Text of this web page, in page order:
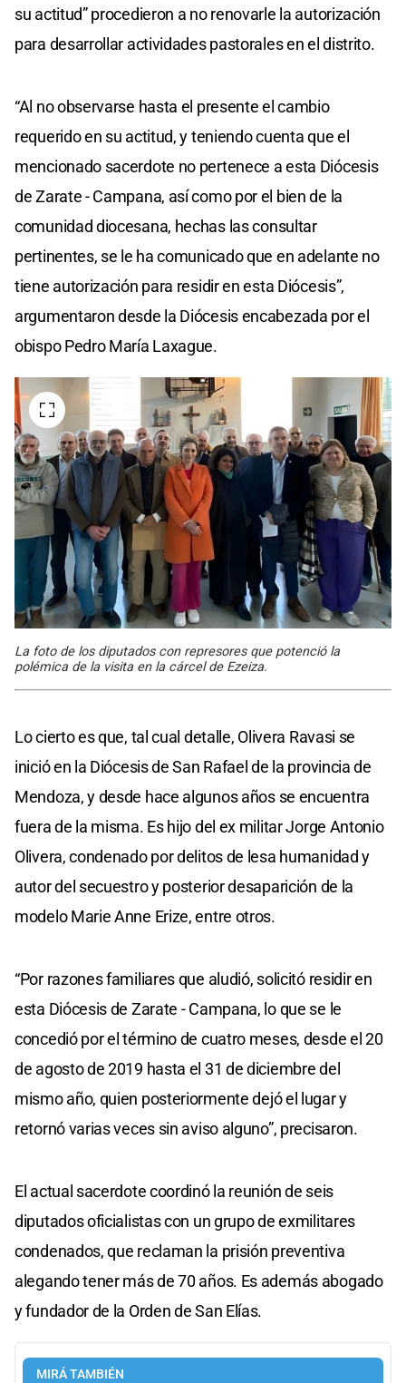
su actitud” procedieron a no renovarle la autorización
para desarrollar actividades pastorales en el distrito.
“Al no observarse hasta el presente el cambio
requerido en su actitud, y teniendo cuenta que el
mencionado sacerdote no pertenece a esta Diócesis
de Zarate - Campana, así como por el bien de la
comunidad diocesana, hechas las consultar
pertinentes, se le ha comunicado que en adelante no
tiene autorización para residir en esta Diócesis”,
argumentaron desde la Diócesis encabezada por el
obispo Pedro María Laxague.
La foto de los diputados con represores que potenció la
polémica de la visita en la cárcel de Ezeiza.
Lo cierto es que, tal cual detalle, Olivera Ravasi se
inició en la Diócesis de San Rafael de la provincia de
Mendoza, y desde hace algunos años se encuentra
fuera de la misma. Es hijo del ex militar Jorge Antonio
Olivera, condenado por delitos de lesa humanidad y
autor del secuestro y posterior desaparición de la
modelo Marie Anne Erize, entre otros.​
“Por razones familiares que aludió, solicitó residir en
esta Diócesis de Zarate - Campana, lo que se le
concedió por el término de cuatro meses, desde el 20
de agosto de 2019 hasta el 31 de diciembre del
mismo año, quien posteriormente dejó el lugar y
retornó varias veces sin aviso alguno”, precisaron.
El actual sacerdote coordinó la reunión de seis
diputados oficialistas con un grupo de exmilitares
condenados, que reclaman la prisión preventiva
alegando tener más de 70 años. Es además abogado
y fundador de la Orden de San Elías.
MIRÁ TAMBIÉN